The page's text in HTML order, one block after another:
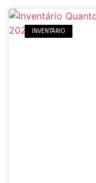
INVENTÁRIO